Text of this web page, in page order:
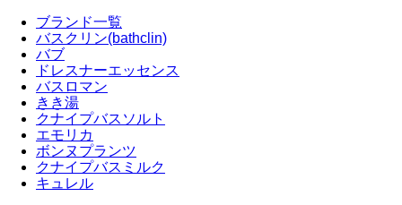
ブランド一覧
バスクリン(bathclin)
バブ
ドレスナーエッセンス
バスロマン
きき湯
クナイプバスソルト
エモリカ
ボンヌプランツ
クナイプバスミルク
キュレル